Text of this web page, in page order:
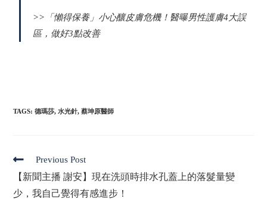
>> 「懶得保養」小心釀皮膚危機！醫曝男性護膚4大誤
區，做好3點改善
TAGS:德瑪莎, 水光針, 蔡坤原醫師
Previous Post
【新聞主播 謝安】現在洗頭時排水孔蓋上的落髮量變
少，我自己覺得有感進步！